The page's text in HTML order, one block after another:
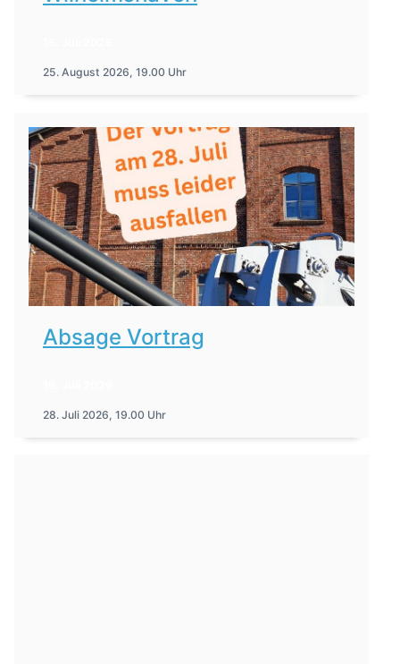
25. August 2026, 19.00 Uhr
Absage Vortrag
28. Juli 2026, 19.00 Uhr